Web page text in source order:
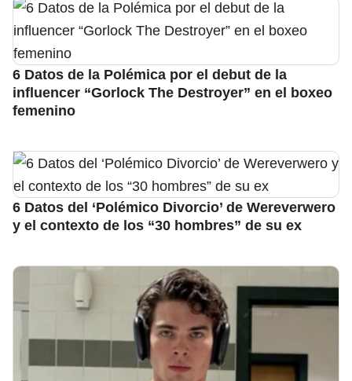
6 Datos de la Polémica por el debut de la
influencer “Gorlock The Destroyer” en el boxeo
femenino
6 Datos del ‘Polémico Divorcio’ de Wereverwero
y el contexto de los “30 hombres” de su ex